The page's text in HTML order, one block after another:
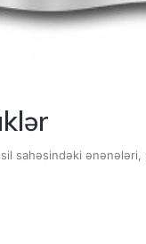
sahəsindəki ənənələri,